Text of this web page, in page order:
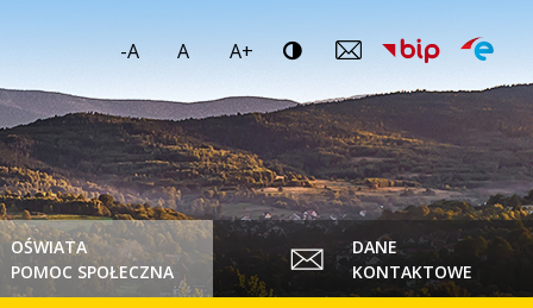
-A A A+
OŚWIATA
POMOC SPOŁECZNA
DANE
KONTAKTOWE